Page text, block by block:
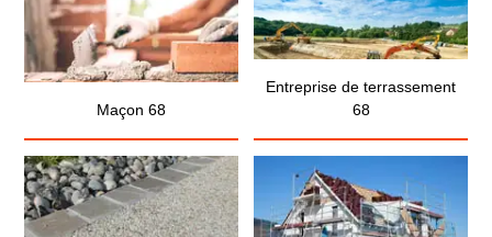
Maçon 68
Entreprise de terrassement
68